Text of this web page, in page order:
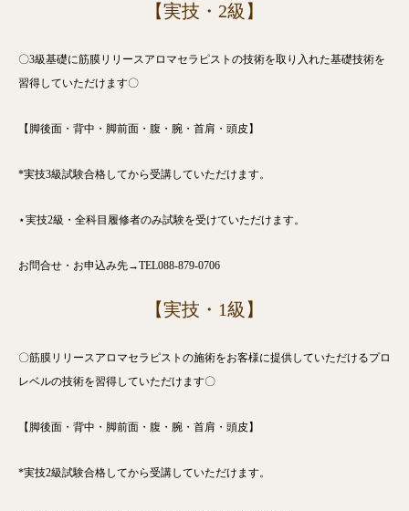
【実技・2級】
〇3級基礎に筋膜リリースアロマセラピストの技術を取り入れた基礎技術を
習得していただけます〇
【脚後面・背中・脚前面・腹・腕・首肩・頭皮】
*実技3級試験合格してから受講していただけます。
⋆実技2級・全科目履修者のみ試験を受けていただけます。
お問合せ・お申込み先→TEL088-879-0706
【実技・1級】
〇筋膜リリースアロマセラピストの施術をお客様に提供していただけるプロ
レベルの技術を習得していただけます〇
【脚後面・背中・脚前面・腹・腕・首肩・頭皮】
*実技2級試験合格してから受講していただけます。